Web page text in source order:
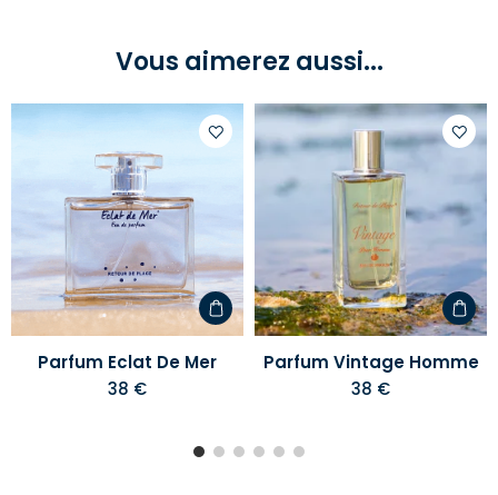
Vous aimerez aussi...
Ajouter
d'envies
Parfum Eclat De Mer
38 €
votre
Parfum Vintage Homme
38 €